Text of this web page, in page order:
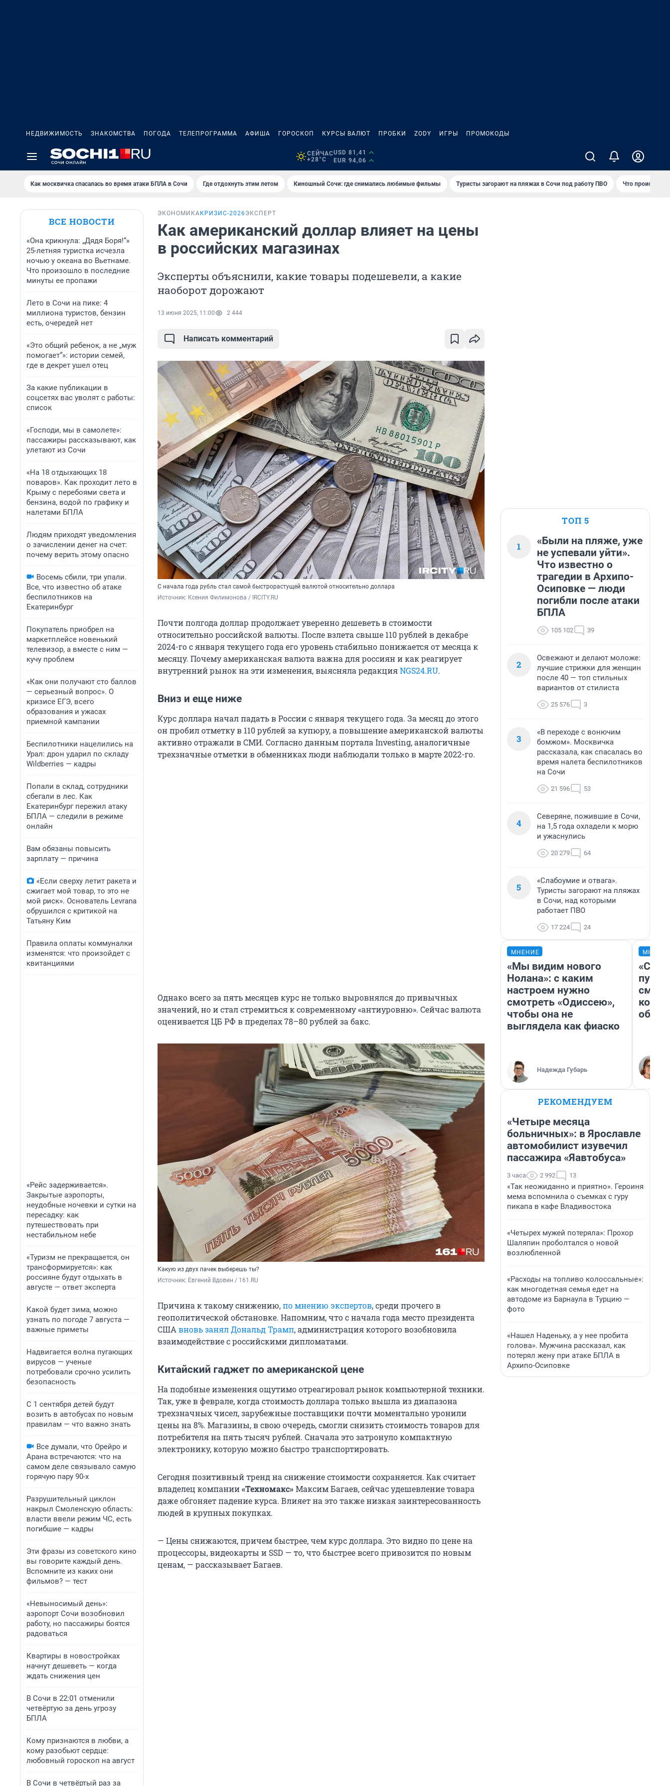
НЕДВИЖИМОСТЬ ЗНАКОМСТВА ПОГОДА ТЕЛЕПРОГРАММА АФИША ГОРОСКОП КУРСЫ ВАЛЮТ ПРОБКИ ZODY ИГРЫ ПРОМОКОДЫ
СЕЙЧАС
+28°C
USD 81,41
EUR 94,06
Как москвичка спасалась во время атаки БПЛА в Сочи Где отдохнуть этим летом Киношный Сочи: где снимались любимые фильмы Туристы загорают на пляжах в Сочи под работу ПВО Что происходит
ВСЕ НОВОСТИ
«Она крикнула: „Дядя Боря!“»
25-летняя туристка исчезла
ночью у океана во Вьетнаме.
Что произошло в последние
минуты ее пропажи
Лето в Сочи на пике: 4
миллиона туристов, бензин
есть, очередей нет
«Это общий ребенок, а не „муж
помогает“»: истории семей,
где в декрет ушел отец
За какие публикации в
соцсетях вас уволят с работы:
список
«Господи, мы в самолете»:
пассажиры рассказывают, как
улетают из Сочи
«На 18 отдыхающих 18
поваров». Как проходит лето в
Крыму с перебоями света и
бензина, водой по графику и
налетами БПЛА
Людям приходят уведомления
о зачислении денег на счет:
почему верить этому опасно
Восемь сбили, три упали.
Все, что известно об атаке
беспилотников на
Екатеринбург
Покупатель приобрел на
маркетплейсе новенький
телевизор, а вместе с ним —
кучу проблем
«Как они получают сто баллов
— серьезный вопрос». О
кризисе ЕГЭ, всего
образования и ужасах
приемной кампании
Беспилотники нацелились на
Урал: дрон ударил по складу
Wildberries — кадры
Попали в склад, сотрудники
сбегали в лес. Как
Екатеринбург пережил атаку
БПЛА — следили в режиме
онлайн
Вам обязаны повысить
зарплату — причина
«Если сверху летит ракета и
сжигает мой товар, то это не
мой риск». Основатель Levrana
обрушился с критикой на
Татьяну Ким
Правила оплаты коммуналки
изменятся: что произойдет с
квитанциями
«Рейс задерживается».
Закрытые аэропорты,
неудобные ночевки и сутки на
пересадку: как
путешествовать при
нестабильном небе
«Туризм не прекращается, он
трансформируется»: как
россияне будут отдыхать в
августе — ответ эксперта
Какой будет зима, можно
узнать по погоде 7 августа —
важные приметы
Надвигается волна пугающих
вирусов — ученые
потребовали срочно усилить
безопасность
С 1 сентября детей будут
возить в автобусах по новым
правилам — что важно знать
Все думали, что Орейро и
Арана встречаются: что на
самом деле связывало самую
горячую пару 90-х
Разрушительный циклон
накрыл Смоленскую область:
власти ввели режим ЧС, есть
погибшие — кадры
Эти фразы из советского кино
вы говорите каждый день.
Вспомните из каких они
фильмов? — тест
«Невыносимый день»:
аэропорт Сочи возобновил
работу, но пассажиры боятся
радоваться
Квартиры в новостройках
начнут дешеветь — когда
ждать снижения цен
В Сочи в 22:01 отменили
четвёртую за день угрозу
БПЛА
Кому признаются в любви, а
кому разобьют сердце:
любовный гороскоп на август
В Сочи в четвёртый раз за
ЭКОНОМИКА КРИЗИС-2026ЭКСПЕРТ
Как американский доллар влияет на цены
в российских магазинах
Эксперты объяснили, какие товары подешевели, а какие
наоборот дорожают
13 июня 2025, 11:00 2 444
Написать комментарий
С начала года рубль стал самой быстрорастущей валютой относительно доллара
Источник: Ксения Филимонова / IRCITY.RU
Почти полгода доллар продолжает уверенно дешеветь в стоимости
относительно российской валюты. После взлета свыше 110 рублей в декабре
2024-го с января текущего года его уровень стабильно понижается от месяца к
месяцу. Почему американская валюта важна для россиян и как реагирует
внутренний рынок на эти изменения, выясняла редакцияNGS24.RU.
Вниз и еще ниже
Курс доллара начал падать в России с января текущего года. За месяц до этого
он пробил отметку в 110 рублей за купюру, а повышение американской валюты
активно отражали в СМИ. Согласно данным портала Investing, аналогичные
трехзначные отметки в обменниках люди наблюдали только в марте2022-го.
Однако всего за пять месяцев курс не только выровнялся до привычных
значений, но и стал стремиться к современному «антиуровню». Сейчас валюта
оценивается ЦБ РФ в пределах 78–80 рублей за бакс.
Какую из двух пачек выберешь ты?
Источник: Евгений Вдовин / 161.RU
Причина к такому снижению,по мнению экспертов, среди прочего в
геополитической обстановке. Напомним, что с начала года место президента
США вновь занял Дональд Трамп, администрация которого возобновила
взаимодействие с российскими дипломатами.
Китайский гаджет по американской цене
На подобные изменения ощутимо отреагировал рынок компьютерной техники.
Так, уже в феврале, когда стоимость доллара только вышла из диапазона
трехзначных чисел, зарубежные поставщики почти моментально уронили
цены на 8%. Магазины, в свою очередь, смогли снизить стоимость товаров для
потребителя на пять тысяч рублей. Сначала это затронуло компактную
электронику, которую можно быстро транспортировать.
Сегодня позитивный тренд на снижение стоимости сохраняется. Как считает
владелец компании«Техномакс»Максим Багаев, сейчас удешевление товара
даже обгоняет падение курса. Влияет на это также низкая заинтересованность
людей в крупных покупках.
— Цены снижаются, причем быстрее, чем курс доллара. Это видно по цене на
процессоры, видеокарты и SSD — то, что быстрее всего привозится по новым
ценам, — рассказывает Багаев.
ТОП 5
1
«Были на пляже, уже
не успевали уйти».
Что известно о
трагедии в Архипо-
Осиповке — люди
погибли после атаки
БПЛА
105 102 39
2
Освежают и делают моложе:
лучшие стрижки для женщин
после 40 — топ стильных
вариантов от стилиста
25 576 3
3
«В переходе с вонючим
бомжом». Москвичка
рассказала, как спасалась во
время налета беспилотников
на Сочи
21 596 53
4
Северяне, пожившие в Сочи,
на 1,5 года охладели к морю
и ужаснулись
20 279 64
5
«Слабоумие и отвага».
Туристы загорают на пляжах
в Сочи, над которыми
работает ПВО
17 224 24
МНЕНИЕ
«Мы видим нового
Нолана»: с каким
настроем нужно
смотреть «Одиссею»,
чтобы она не
выглядела как фиаско
Надежда Губарь
РЕКОМЕНДУЕМ
«Четыре месяца
больничных»: в Ярославле
автомобилист изувечил
пассажира «Яавтобуса»
3 часа 2 992 13
«Так неожиданно и приятно». Героиня
мема вспомнила о съемках с гуру
пикапа в кафе Владивостока
«Четырех мужей потеряла»: Прохор
Шаляпин проболтался о новой
возлюбленной
«Расходы на топливо колоссальные»:
как многодетная семья едет на
автодоме из Барнаула в Турцию —
фото
«Нашел Наденьку, а у нее пробита
голова». Мужчина рассказал, как
потерял жену при атаке БПЛА в
Архипо-Осиповке